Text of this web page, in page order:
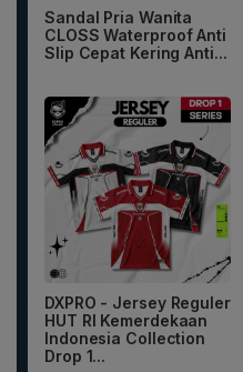
Sandal Pria Wanita
CLOSS Waterproof Anti
Slip Cepat Kering Anti...
DXPRO - Jersey Reguler
HUT RI Kemerdekaan
Indonesia Collection
Drop 1...